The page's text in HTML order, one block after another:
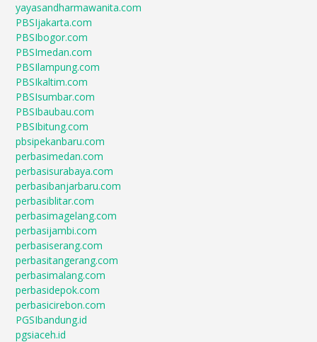
yayasandharmawanita.com
PBSIjakarta.com
PBSIbogor.com
PBSImedan.com
PBSIlampung.com
PBSIkaltim.com
PBSIsumbar.com
PBSIbaubau.com
PBSIbitung.com
pbsipekanbaru.com
perbasimedan.com
perbasisurabaya.com
perbasibanjarbaru.com
perbasiblitar.com
perbasimagelang.com
perbasijambi.com
perbasiserang.com
perbasitangerang.com
perbasimalang.com
perbasidepok.com
perbasicirebon.com
PGSIbandung.id
pgsiaceh.id